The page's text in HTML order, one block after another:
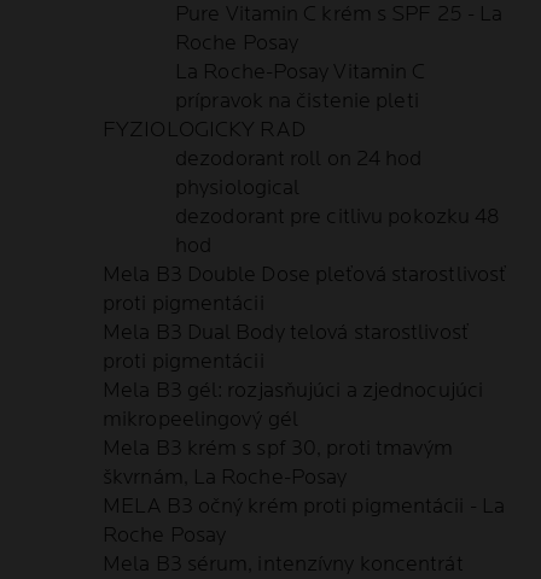
Pure Vitamin C krém s SPF 25 - La
Roche Posay
La Roche-Posay Vitamin C
prípravok na čistenie pleti
FYZIOLOGICKY RAD
dezodorant roll on 24 hod
physiological
dezodorant pre citlivu pokozku 48
hod
Mela B3 Double Dose pleťová starostlivosť
proti pigmentácii
Mela B3 Dual Body telová starostlivosť
proti pigmentácii
Mela B3 gél: rozjasňujúci a zjednocujúci
mikropeelingový gél
Mela B3 krém s spf 30, proti tmavým
škvrnám, La Roche-Posay
MELA B3 očný krém proti pigmentácii - La
Roche Posay
Mela B3 sérum, intenzívny koncentrát